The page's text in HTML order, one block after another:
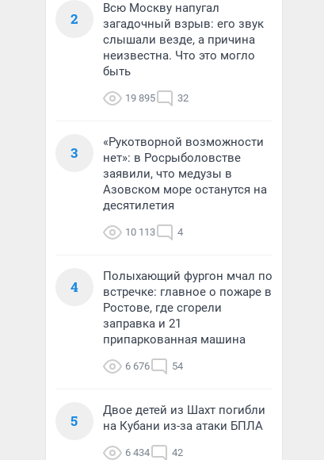
2
Всю Москву напугал
загадочный взрыв: его звук
слышали везде, а причина
неизвестна. Что это могло
быть
19 895 32
3
«Рукотворной возможности
нет»: в Росрыболовстве
заявили, что медузы в
Азовском море останутся на
десятилетия
10 113 4
4
Полыхающий фургон мчал по
встречке: главное о пожаре в
Ростове, где сгорели
заправка и 21
припаркованная машина
6 676 54
5
Двое детей из Шахт погибли
на Кубани из-за атаки БПЛА
6 434 42